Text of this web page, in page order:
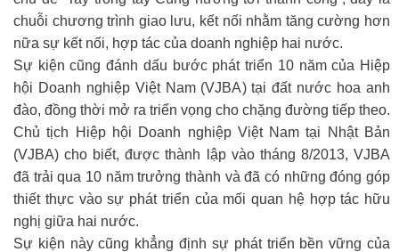
chuỗi chương trình giao lưu, kết nối nhằm tăng cường hơn
nữa sự kết nối, hợp tác của doanh nghiệp hai nước.
Sự kiện cũng đánh dấu bước phát triển 10 năm của Hiệp
hội Doanh nghiệp Việt Nam (VJBA) tại đất nước hoa anh
đào, đồng thời mở ra triển vọng cho chặng đường tiếp theo.
Chủ tịch Hiệp hội Doanh nghiệp Việt Nam tại Nhật Bản
(VJBA) cho biết, được thành lập vào tháng 8/2013, VJBA
đã trải qua 10 năm trưởng thành và đã có những đóng góp
thiết thực vào sự phát triển của mối quan hệ hợp tác hữu
nghị giữa hai nước.
Sự kiện này cũng khẳng định sự phát triển bền vững của